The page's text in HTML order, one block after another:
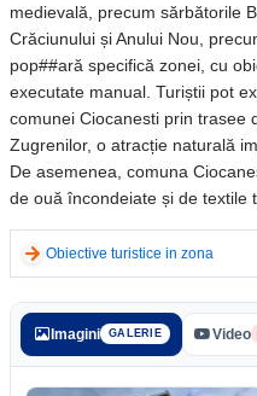
medievală, precum sărbătorile
Crăciunului și Anului Nou,
pop##ară specifică zonei, cu
executate manual. Turiștii pot
comunei Ciocanesti prin trasee
Zugrenilor, o atracție naturală
De asemenea, comuna
de ouă încondeiate și de textile
Obiective turistice in zona
Imagini GALERIE Video